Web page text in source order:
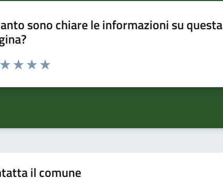
sono chiare le informazioni su questa
da 1 a 5 stelle la pagina
il comune